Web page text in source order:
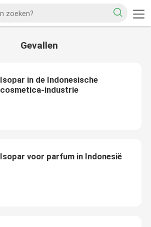
Gevallen
Isopar in de Indonesische
cosmetica-industrie
Isopar voor parfum in Indonesië